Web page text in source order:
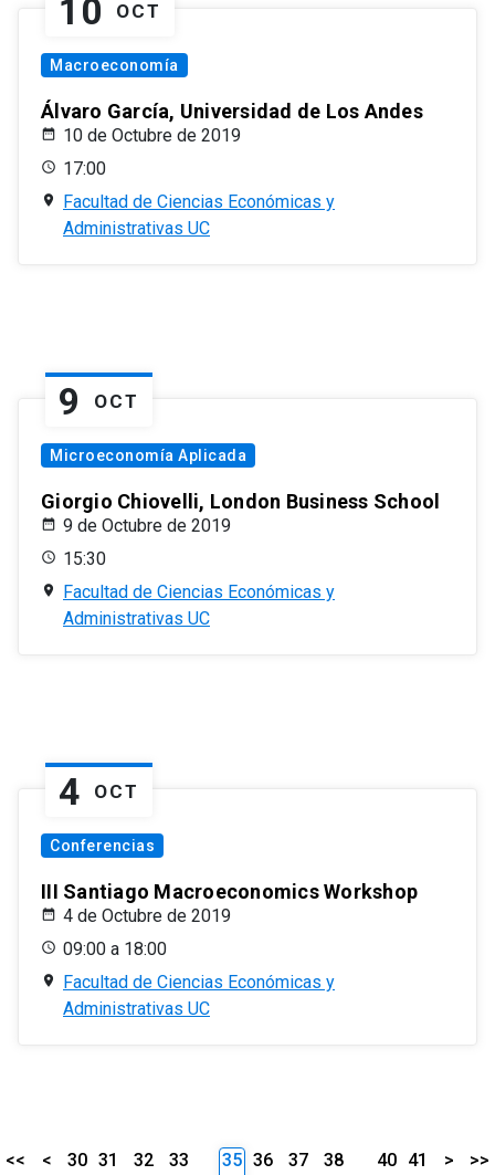
10 OCT
Macroeconomía
Álvaro García, Universidad de Los Andes
10 de Octubre de 2019
17:00
Facultad de Ciencias Económicas y
Administrativas UC
9 OCT
Microeconomía Aplicada
Giorgio Chiovelli, London Business School
9 de Octubre de 2019
15:30
Facultad de Ciencias Económicas y
Administrativas UC
4 OCT
Conferencias
III Santiago Macroeconomics Workshop
4 de Octubre de 2019
09:00 a 18:00
Facultad de Ciencias Económicas y
Administrativas UC
<< < 30 31 32
33
35 36 37
38
40 41 > >>